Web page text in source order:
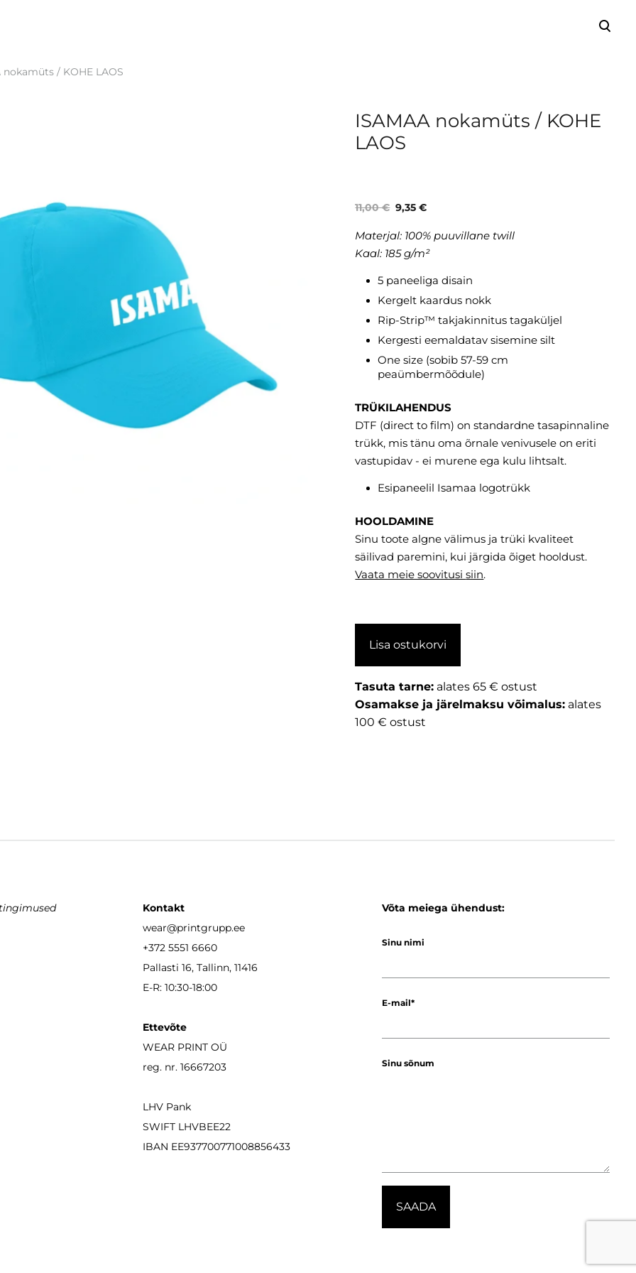
nokamüts / KOHE LAOS
ISAMAA nokamüts / KOHE
LAOS
11,00 € 9,35 €
Materjal: 100% puuvillane twill
Kaal: 185 g/m²
5 paneeliga disain
Kergelt kaardus nokk
Rip-Strip™ takjakinnitus tagaküljel
Kergesti eemaldatav sisemine silt
One size (sobib 57-59 cm
peaümbermõõdule)
TRÜKILAHENDUS
DTF (direct to film) on standardne tasapinnaline
trükk, mis tänu oma õrnale venivusele on eriti
vastupidav - ei murene ega kulu lihtsalt.
Esipaneelil Isamaa logotrükk
HOOLDAMINE
Sinu toote algne välimus ja trüki kvaliteet
säilivad paremini, kui järgida õiget hooldust.
Vaata meie soovitusisiin.
Lisa ostukorvi
Tasuta tarne: alates 65 € ostust
Osamakse ja järelmaksu võimalus: alates
100 € ostust
Kontakt
wear@printgrupp.ee
+372 5551 6660
Pallasti 16, Tallinn, 11416
E-R: 10:30-18:00
Ettevõte
WEAR PRINT OÜ
reg. nr. 16667203
LHV Pank
SWIFT LHVBEE22
IBAN EE937700771008856433
Võta meiega ühendust:
Sinu nimi
E-mail
Sinu sõnum